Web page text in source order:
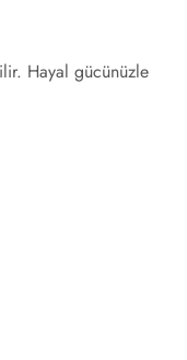
Hayal gücünüzle